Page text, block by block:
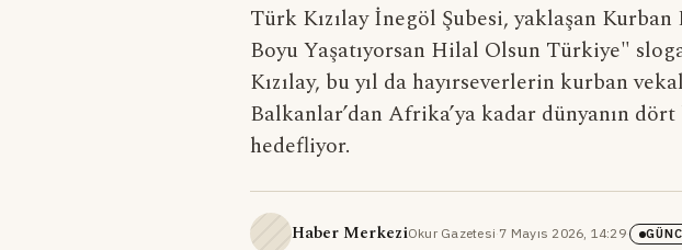
Türk Kızılay İnegöl Şubesi, yaklaşan
Boyu Yaşatıyorsan Hilal Olsun Türkiye"
Kızılay, bu yıl da hayırseverlerin kurban
Balkanlar’dan Afrika’ya kadar dünyanın
hedefliyor.
Haber MerkeziOkur Gazetesi·7 Mayıs 2026, 14:29·